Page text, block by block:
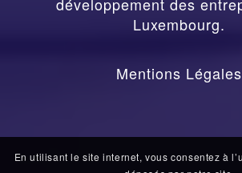
développement des
Luxembourg.
Mentions Légales
En utilisant le site internet, vous consentez à